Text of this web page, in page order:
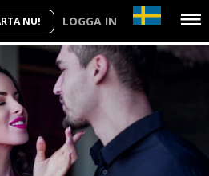
NU! LOGGA IN